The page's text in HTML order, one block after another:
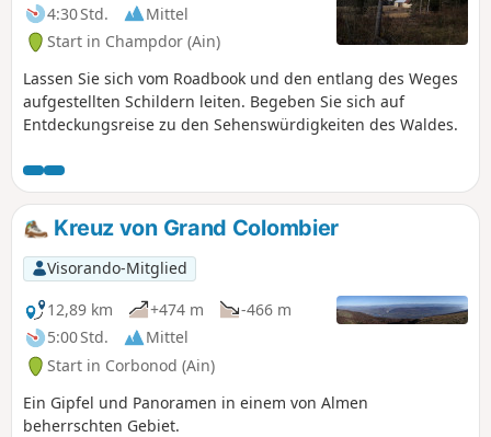
4:30 Std.
Mittel
Start in Champdor (Ain)
Lassen Sie sich vom Roadbook und den entlang des Weges
aufgestellten Schildern leiten. Begeben Sie sich auf
Entdeckungsreise zu den Sehenswürdigkeiten des Waldes.
Kreuz von Grand Colombier
Visorando-Mitglied
12,89 km
+474 m
-466 m
5:00 Std.
Mittel
Start in Corbonod (Ain)
Ein Gipfel und Panoramen in einem von Almen
beherrschten Gebiet.